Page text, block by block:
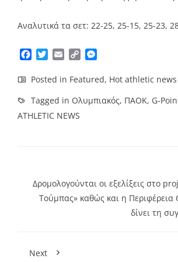
Αναλυτικά τα σετ: 22-25, 25-15, 25-23,
Facebook
TwitterEmailCopy
Posted in Featured, Hot athletic news
Tagged in Ολυμπιακός, ΠΑΟΚ, G-
ATHLETIC NEWS
Δρομολογούνται οι εξελίξεις στο
Τούμπας» καθώς και η Περιφέρεια
δίνει τη
Next